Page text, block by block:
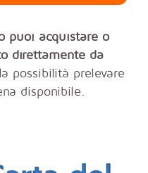
puoi acquistare o
direttamente da
possibilità prelevare
disponibile.